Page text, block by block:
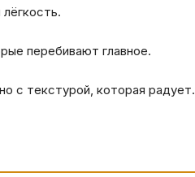
перебивают главное.
с текстурой, которая радует.